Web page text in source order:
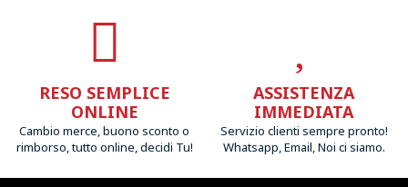
RESO SEMPLICE
ONLINE
Cambio merce, buono sconto o
rimborso, tutto online, decidi Tu!
ASSISTENZA
IMMEDIATA
Servizio clienti sempre pronto!
Whatsapp, Email, Noi ci siamo.